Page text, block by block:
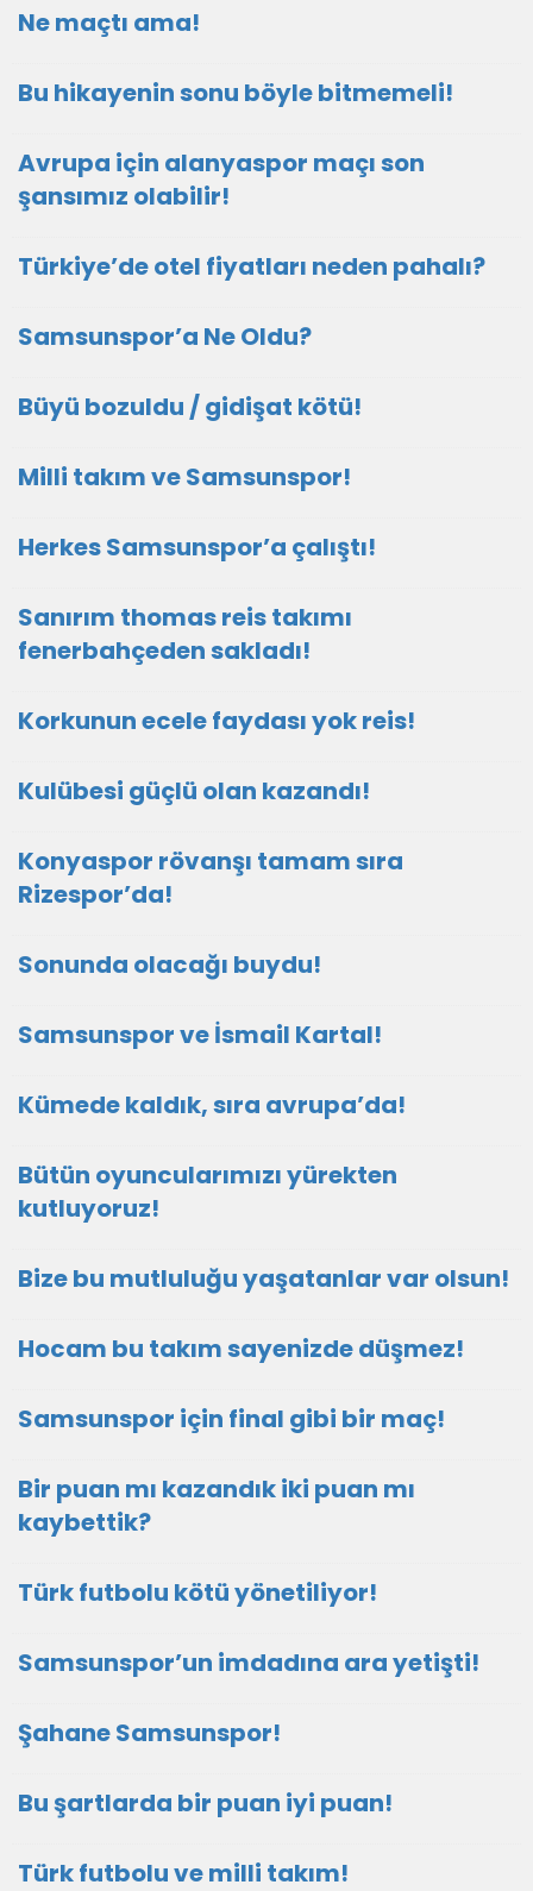
Ne maçtı ama!
Bu hikayenin sonu böyle bitmemeli!
Avrupa için alanyaspor maçı son
şansımız olabilir!
Türkiye’de otel fiyatları neden pahalı?
Samsunspor’a Ne Oldu?
Büyü bozuldu / gidişat kötü!
Milli takım ve Samsunspor!
Herkes Samsunspor’a çalıştı!
Sanırım thomas reis takımı
fenerbahçeden sakladı!
Korkunun ecele faydası yok reis!
Kulübesi güçlü olan kazandı!
Konyaspor rövanşı tamam sıra
Rizespor’da!
Sonunda olacağı buydu!
Samsunspor ve İsmail Kartal!
Kümede kaldık, sıra avrupa’da!
Bütün oyuncularımızı yürekten
kutluyoruz!
Bize bu mutluluğu yaşatanlar var olsun!
Hocam bu takım sayenizde düşmez!
Samsunspor için final gibi bir maç!
Bir puan mı kazandık iki puan mı
kaybettik?
Türk futbolu kötü yönetiliyor!
Samsunspor’un imdadına ara yetişti!
Şahane Samsunspor!
Bu şartlarda bir puan iyi puan!
Türk futbolu ve milli takım!